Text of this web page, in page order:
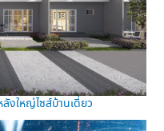
งใหญ่ไซส์บ้านเดี่ยว